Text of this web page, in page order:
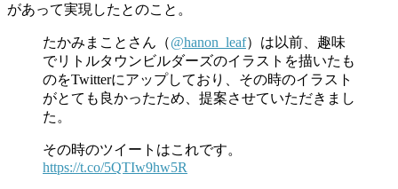
があって実現したとのこと。
たかみまことさん（@hanon_leaf）は以前、趣味
でリトルタウンビルダーズのイラストを描いたも
のをTwitterにアップしており、その時のイラスト
がとても良かったため、提案させていただきまし
た。
その時のツイートはこれです。
https://t.co/5QTIw9hw5R